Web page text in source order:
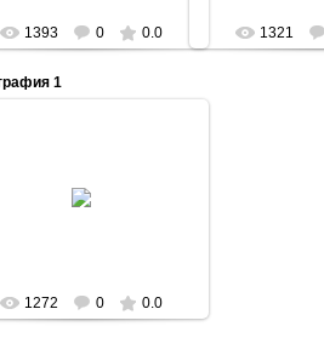
1393 0 0.0 1321
1
1272 0 0.0